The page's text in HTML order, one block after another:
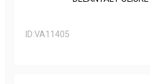
ID:VA11405